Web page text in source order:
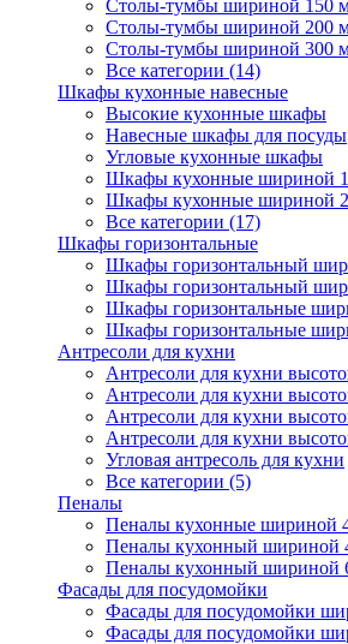
Столы-тумбы шириной 150
Столы-тумбы шириной 200
Столы-тумбы шириной 300
Все категории (14)
Шкафы кухонные навесные
Высокие кухонные шкафы
Навесные шкафы для посуды
Угловые кухонные шкафы
Шкафы кухонные шириной
Шкафы кухонные шириной
Все категории (17)
Шкафы горизонтальные
Шкафы горизонтальный
Шкафы горизонтальный
Шкафы горизонтальные
Шкафы горизонтальные
Антресоли для кухни
Антресоли для кухни
Антресоли для кухни
Антресоли для кухни
Антресоли для кухни
Угловая антресоль для кухни
Все категории (5)
Пеналы
Пеналы кухонные шириной
Пеналы кухонный шириной
Пеналы кухонный шириной
Фасады для посудомойки
Фасады для посудомойки
Фасады для посудомойки